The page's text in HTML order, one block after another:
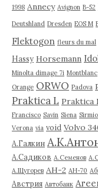
1998 Annecy Avignon B-52
Deutshland Dresden EOS M
Flektogon fleurs du mal
Hassy Horsemann
Minolta dimage 7i Montblanc
Orange ORWO Padova
Praktica L Praktica
Francisco Savin Siena
Verona via void Volvo
А.Галкин
А.Садиков А.Семенов
А.Щугорев АН-2 АН-70
Австрия Автобанк